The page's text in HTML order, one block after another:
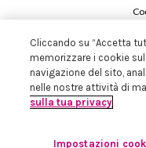
HarperCollins
Cod. Fiscale e
Iscritta in Milano al
Cliccando su “Accetta
memorizzare i cookie
navigazione del sito,
nelle nostre attività di
sulla tua privacy
Impostazioni